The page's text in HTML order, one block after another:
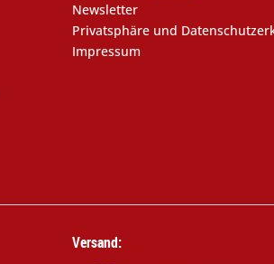
Newsletter
Privatsphäre und
Impressum
Versand: